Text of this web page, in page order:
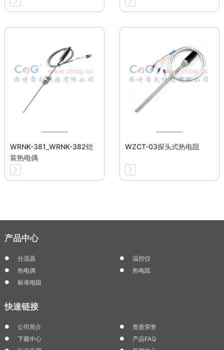
WRNK-381_WRNK-382铠
装热电偶
WZCT-03探头式热电阻
产品中心
分流器
温控仪
热电偶
热电阻
标准电阻
快速链接
公司简介
资质荣誉
下载中心
产品FAQ